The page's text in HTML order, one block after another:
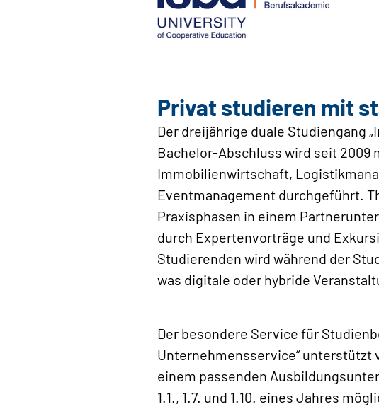
Privat studieren mit
Der dreijährige duale Studiengang
Bachelor-Abschluss wird seit
Immobilienwirtschaft,
Eventmanagement durchgeführt.
Praxisphasen in einem
durch Expertenvorträge und
Studierenden wird während der
was digitale oder hybride
Der besondere Service für
Unternehmensservice“ unterstützt
einem passenden
1.1., 1.7. und 1.10. eines Jahres